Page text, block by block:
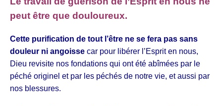
peut être que douloureux.
Cette purification de tout l’être ne se fera pas sans
douleur ni angoisse car pour libérer l’Esprit en nous,
Dieu revisite nos fondations qui ont été abîmées par le
péché originel et par les péchés de notre vie, et aussi par
nos blessures.